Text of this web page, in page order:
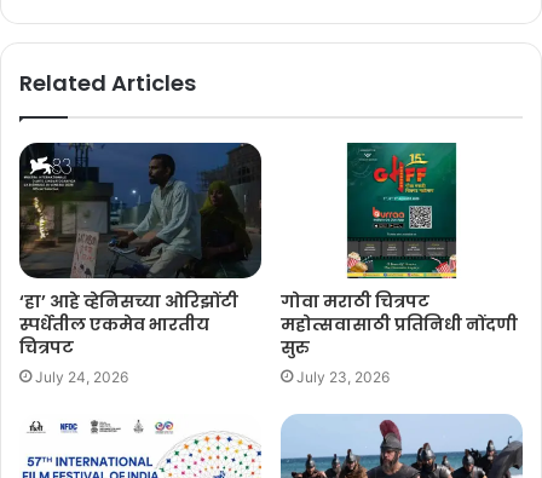
Related Articles
‘हा’ आहे ​व्हेनिसच्या ओरिझोंटी
स्पर्धेतील एकमेव भारतीय
चित्रपट
July 24, 2026
गोवा मराठी चित्रपट
महोत्सवासाठी प्रतिनिधी नोंदणी
सुरु
July 23, 2026